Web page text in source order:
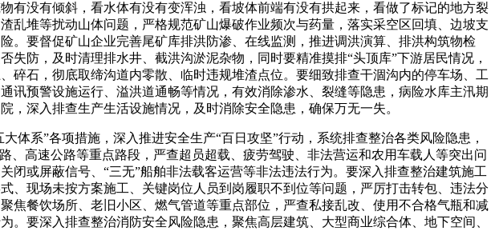
有没有倾斜，看水体有没有变浑浊，看坡体前端有没有拱起来，看做了标记的地方裂
堆等扰动山体问题，严格规范矿山爆破作业频次与药量，落实采空区回填、边坡支
要督促矿山企业完善尾矿库排洪防渗、在线监测，推进调洪演算、排洪构筑物检
防，及时清理排水井、截洪沟淤泥杂物，同时要精准摸排“头顶库”下游居民情况，
石，彻底取缔沟道内零散、临时违规堆渣点位。要细致排查干涸沟内的停车场、工
预警设施运行、溢洪道通畅等情况，有效消除渗水、裂缝等隐患，病险水库主汛期
深入排查生产生活设施情况，及时消除安全隐患，确保万无一失。
系”各项措施，深入推进安全生产“百日攻坚”行动，系统排查整治各类风险隐患，
高速公路等重点路段，严查超员超载、疲劳驾驶、非法营运和农用车载人等突出问
或屏蔽信号、“三无”船舶非法载客运营等非法违法行为。要深入排查整治建筑施工
现场未按方案施工、关键岗位人员到岗履职不到位等问题，严厉打击转包、违法分
餐饮场所、老旧小区、燃气管道等重点部位，严查私接乱改、使用不合格气瓶和减
要深入排查整治消防安全风险隐患，聚焦高层建筑、大型商业综合体、地下空间、